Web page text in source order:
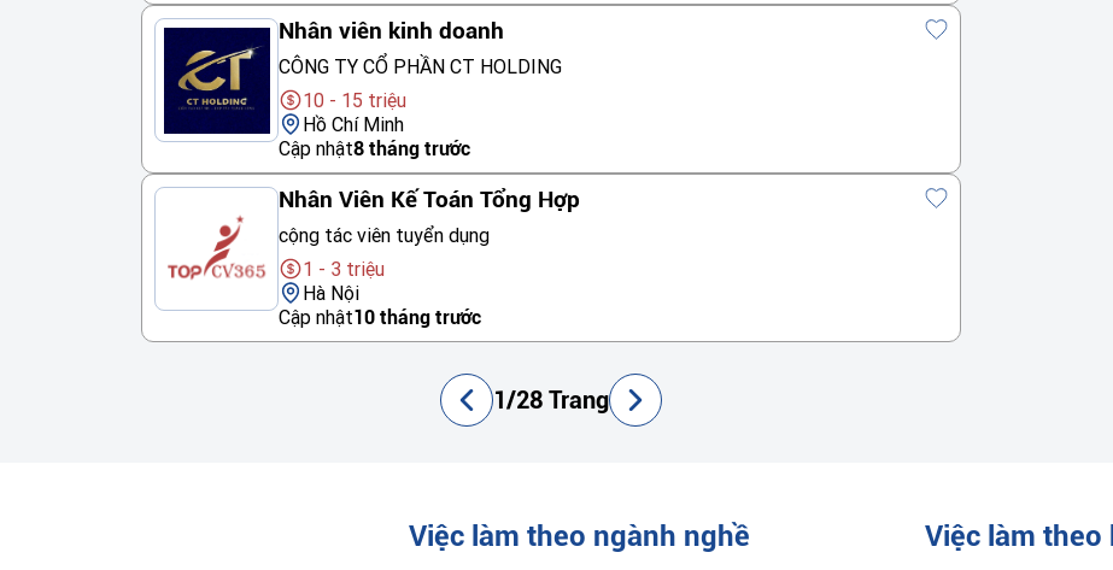
Nhân viên kinh doanh
CÔNG TY CỔ PHẦN CT HOLDING
10 - 15 triệu
Hồ Chí Minh
Cập nhật8 tháng trước
Nhân Viên Kế Toán Tổng Hợp
cộng tác viên tuyển dụng
1 - 3 triệu
Hà Nội
Cập nhật10 tháng trước
1/28 Trang
Việc làm theo ngành nghề Việc làm theo